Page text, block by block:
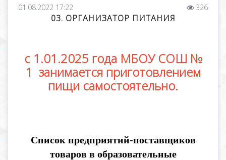
01.08.2022 17:22 326
03. ОРГАНИЗАТОР ПИТАНИЯ
с 1.01.2025 года МБОУ СОШ №
1 занимается приготовлением
пищи самостоятельно.
Список предприятий-поставщиков
товаров в образовательные